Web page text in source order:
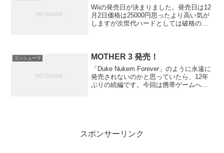
Wiiの発売日が決まりました。発売日は12
月2日価格は25000円思ったより高い気が
しますが次世代ハードとしては破格の値
コンシューマ MOTHER 3 発売！
「Duke Nukem Forever」のように永遠に
発売されないのかと思っていたら、12年
ぶりの続編です。今回は携帯ゲームへと
スポンサーリンク